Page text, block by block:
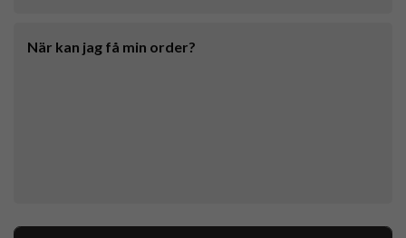
När kan jag få min order?